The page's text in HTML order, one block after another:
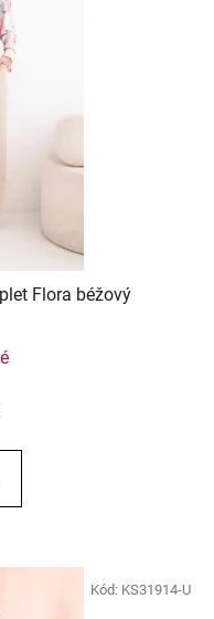
Flora béžový
Kód: KS31914-U